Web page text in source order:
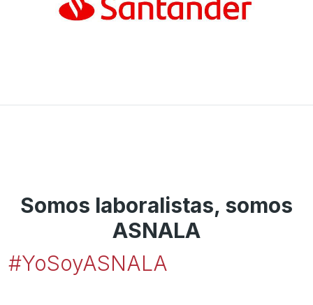
Somos laboralistas, somos
ASNALA
#YoSoyASNALA